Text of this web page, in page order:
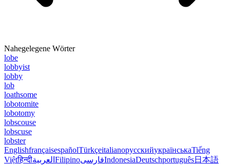
Nahegelegene Wörter
lobe
lobbyist
lobby
lob
loathsome
lobotomite
lobotomy
lobscouse
lobscuse
lobster
EnglishfrançaisespañolTürkçeitalianoрусскийукраїнськаTiếng
Việtहिन्दीالعربية FilipinoفارسیIndonesiaDeutschportuguês日本語